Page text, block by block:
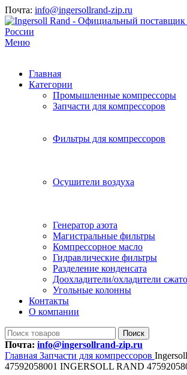
Почта: info@ingersollrand-zip.ru
Меню
Главная
Категории
Промышленные компрессоры
Запчасти для компрессоров
Фильтры для компрессоров
Осушители воздуха
Генератор азота
Магистральные фильтры
Компрессорное масло
Гидравлические фильтры
Разделение конденсата
Доохладители/охладители
Угольные колонны
Контакты
О компании
Поиск
Почта: info@ingersollrand-zip.ru
Главная Запчасти для компрессоров
47592058001 INGERSOLL RAND